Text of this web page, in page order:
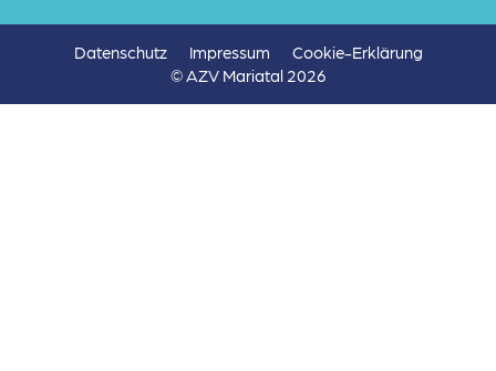
© AZV Mariatal 2026
Datenschutz Impressum Cookie-Erklärung